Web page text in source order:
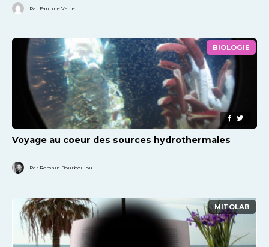
Par Fantine Vacle
BIOLOGIE
Voyage au coeur des sources hydrothermales
Par Romain Bourboulou
MITOLAB